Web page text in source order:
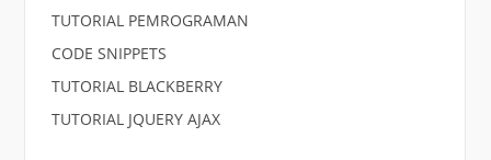
TUTORIAL PEMROGRAMAN
CODE SNIPPETS
TUTORIAL BLACKBERRY
TUTORIAL JQUERY AJAX